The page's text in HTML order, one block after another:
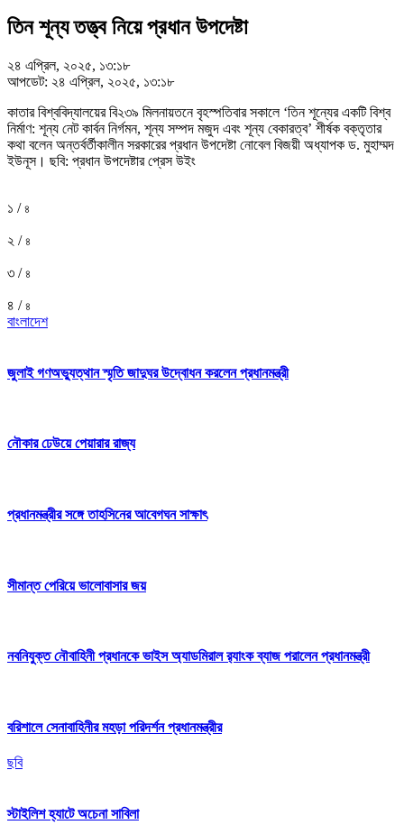
তিন শূন্য তত্ত্ব নিয়ে প্রধান উপদেষ্টা
২৪ এপ্রিল, ২০২৫, ১৩:১৮
আপডেট: ২৪ এপ্রিল, ২০২৫, ১৩:১৮
কাতার বিশ্ববিদ্যালয়ের বি২৩৯ মিলনায়তনে বৃহস্পতিবার সকালে ‘তিন শূন্যের একটি বিশ্ব
নির্মাণ: শূন্য নেট কার্বন নির্গমন, শূন্য সম্পদ মজুদ এবং শূন্য বেকারত্ব’ শীর্ষক বক্তৃতার
কথা বলেন অন্তর্বর্তীকালীন সরকারের প্রধান উপদেষ্টা নোবেল বিজয়ী অধ্যাপক ড. মুহাম্মদ
ইউনূস। ছবি: প্রধান উপদেষ্টার প্রেস উইং
১ / ৪
২ / ৪
৩ / ৪
৪ / ৪
বাংলাদেশ
জুলাই গণঅভ্যুত্থান স্মৃতি জাদুঘর উদ্বোধন করলেন প্রধানমন্ত্রী
নৌকার ঢেউয়ে পেয়ারার রাজ্য
প্রধানমন্ত্রীর সঙ্গে তাহসিনের আবেগঘন সাক্ষাৎ
সীমান্ত পেরিয়ে ভালোবাসার জয়
নবনিযুক্ত নৌবাহিনী প্রধানকে ভাইস অ্যাডমিরাল র‍্যাংক ব্যাজ পরালেন প্রধানমন্ত্রী
বরিশালে সেনাবাহিনীর মহড়া পরিদর্শন প্রধানমন্ত্রীর
ছবি
স্টাইলিশ হ্যাটে অচেনা সাবিলা